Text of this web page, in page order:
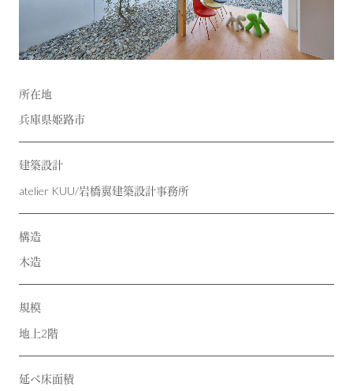
所在地
兵庫県姫路市
建築設計
atelier KUU/岩橋翼建築設計事務所
構造
木造
規模
地上2階
延べ床面積